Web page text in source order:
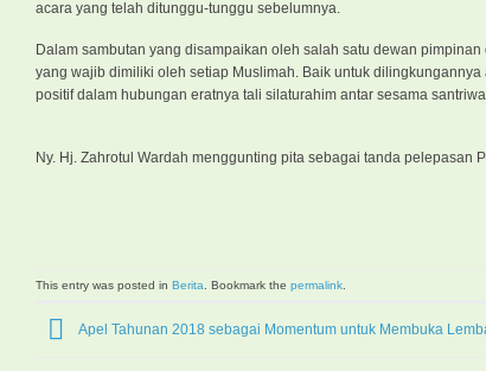
acara yang telah ditunggu-tunggu sebelumnya.
Dalam sambutan yang disampaikan oleh salah satu dewan
yang wajib dimiliki oleh setiap Muslimah. Baik untuk
positif dalam hubungan eratnya tali silaturahim antar sesama
Ny. Hj. Zahrotul Wardah menggunting pita sebagai tanda pelepasan
This entry was posted in Berita . Bookmark the permalink
Apel Tahunan 2018 sebagai Momentum untuk Membuka